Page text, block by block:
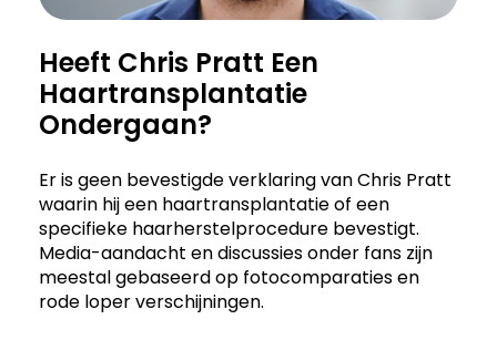
Heeft Chris Pratt Een
Haartransplantatie
Ondergaan?
Er is geen bevestigde verklaring van Chris Pratt
waarin hij een haartransplantatie of een
specifieke haarherstelprocedure bevestigt.
Media-aandacht en discussies onder fans zijn
meestal gebaseerd op fotocomparaties en
rode loper verschijningen.